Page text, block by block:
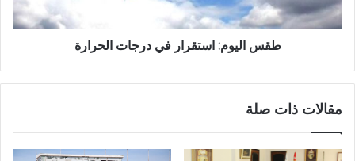
طقس اليوم: استقرار في درجات الحرارة
مقالات ذات صلة